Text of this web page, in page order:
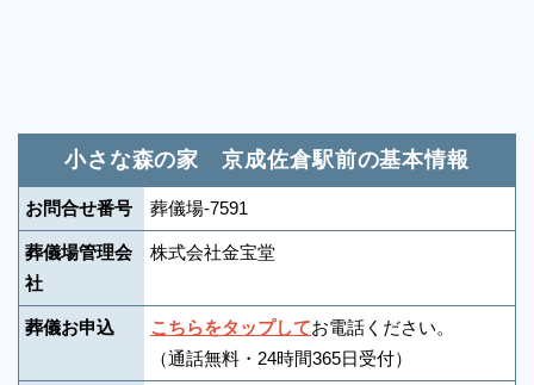
小さな森の家 京成佐倉駅前の基本情報
お問合せ番号 葬儀場-7591
葬儀場管理会
社
株式会社金宝堂
葬儀お申込 こちらをタップしてお電話ください。
（通話無料・24時間365日受付）